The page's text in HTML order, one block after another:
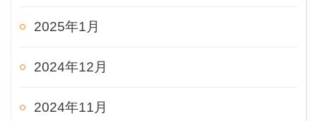
2025年1月
2024年12月
2024年11月